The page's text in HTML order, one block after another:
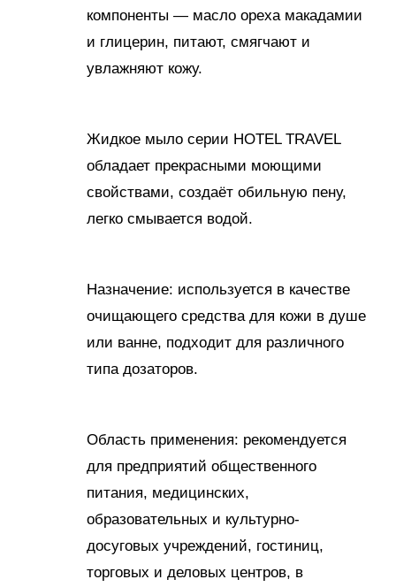
компоненты — масло ореха макадамии
и глицерин, питают, смягчают и
увлажняют кожу.
Жидкое мыло серии HOTEL TRAVEL
обладает прекрасными моющими
свойствами, создаёт обильную пену,
легко смывается водой.
Назначение: используется в качестве
очищающего средства для кожи в душе
или ванне, подходит для различного
типа дозаторов.
Область применения: рекомендуется
для предприятий общественного
питания, медицинских,
образовательных и культурно-
досуговых учреждений, гостиниц,
торговых и деловых центров, в